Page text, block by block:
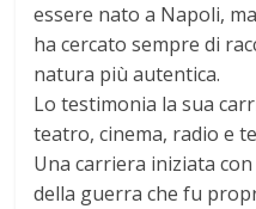
essere nato a Napoli,
ha cercato sempre di
natura più autentica.
Lo testimonia la sua
teatro, cinema, radio e
Una carriera iniziata
della guerra che fu